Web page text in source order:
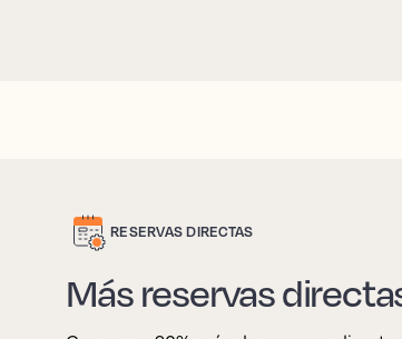
RESERVAS DIRECTAS
Más reservas